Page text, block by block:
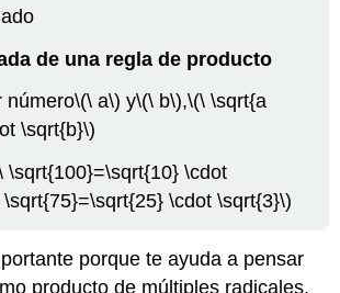
de una regla de producto
número\(\ a\) y\(\ b\),\(\ \sqrt{a
\sqrt{b}\)
\sqrt{100}=\sqrt{10} \cdot
\sqrt{75}=\sqrt{25} \cdot \sqrt{3}\)
porque te ayuda a pensar
producto de múltiples radicales.